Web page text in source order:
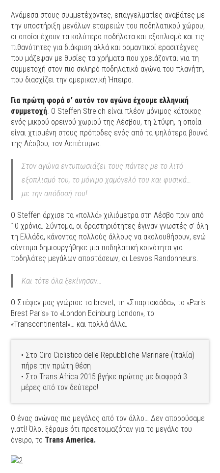
Ανάμεσα στους συμμετέχοντες, επαγγελματίες αναβάτες με
την υποστήριξη μεγάλων εταιρειών του ποδηλατικού χώρου,
οι οποίοι έχουν τα καλύτερα ποδήλατα και εξοπλισμό και τις
πιθανότητες για διάκριση αλλά και ρομαντικοί ερασιτέχνες
που μάζεψαν με θυσίες τα χρήματα που χρειάζονται για τη
συμμετοχή στον πιο σκληρό ποδηλατικό αγώνα του πλανήτη,
που διασχίζει την αμερικανική Ήπειρο.
Για πρώτη φορά σ’ αυτόν τον αγώνα έχουμε ελληνική
συμμετοχή. Ο Steffen Streich είναι πλέον μόνιμος κάτοικος
ενός μικρού ορεινού χωριού της Λέσβου, τη Στύψη, η οποία
είναι χτισμένη στους πρόποδες ενός από τα ψηλότερα βουνά
της Λέσβου, τον Λεπέτυμνο.
Στον αγώνα εντυπωσιάζει τους πάντες με το λιτό
εξοπλισμό του, το μόνιμο χαμόγελό του και φυσικά…
με την απόδοσή του!
O Steffen άρχισε τα «πολλά» χιλιόμετρα στη Λέσβο πριν από
10 χρόνια. Σύντομα, οι δραστηριότητες έγιναν γνωστές σ’ όλη
τη Ελλάδα, κάνοντας πολλούς άλλους να ακολουθήσουν, ενώ
σύντομα δημιουργήθηκε μια ποδηλατική κοινότητα για
ποδηλάτες μεγάλων αποστάσεων, οι Lesvos Randonneurs.
Και τότε όλα ξεκίνησαν…
Ο Στέφεν μας γνώρισε τα brevet, τη «Σπαρτακιάδα», το «Paris
Brest Paris» το «London Edinburg London», το
«Transcontinental»… και πολλά άλλα.
• Στο Giro Ciclistico delle Repubbliche Marinare (Ιταλία)
πήρε την πρώτη θέση
• Στο Trans Africa 2015 βγήκε πρώτος με διαφορά 3
μέρες από τον δεύτερο!
Ο ένας αγώνας πιο μεγάλος από τον άλλο… Δεν απορούσαμε
γιατί! Όλοι ξέραμε ότι προετοιμαζόταν για το μεγάλο του
όνειρο, το Trans America.